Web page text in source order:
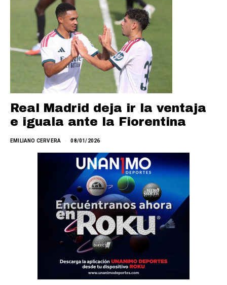
Real Madrid deja ir la ventaja
e iguala ante la Fiorentina
EMILIANO CERVERA 08/01/2026